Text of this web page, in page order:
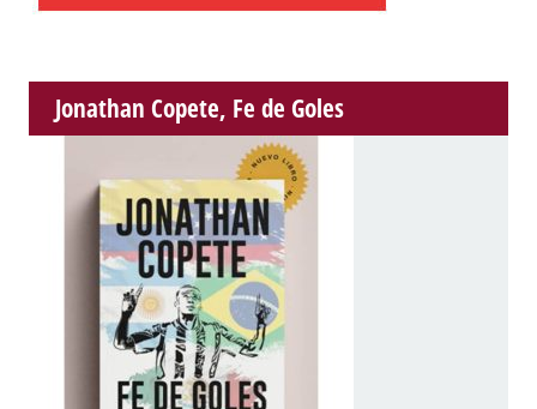
Jonathan Copete, Fe de Goles